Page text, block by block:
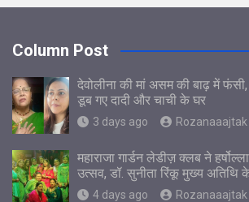
Column Post
देवोलीना की मां असम की बाढ़ में
डूब गए दादी और चाची के घर
3 days ago Rozanaaajtak
महाराजा गार्डन लेडीज़ क्लब ने
उत्सव, डॉ. सुनीता रिंकू मुख्य अतिथि
4 days ago Rozanaaajtak